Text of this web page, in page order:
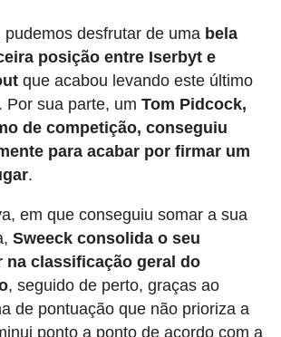
pudemos desfrutar de uma bela
posição entre Iserbyt e
que acabou levando este último
Por sua parte, um Tom Pidcock,
de competição, conseguiu
para acabar por firmar um
.
em que conseguiu somar a sua
Sweeck consolida o seu
na classificação geral do
, seguido de perto, graças ao
de pontuação que não prioriza a
ponto a ponto de acordo com a